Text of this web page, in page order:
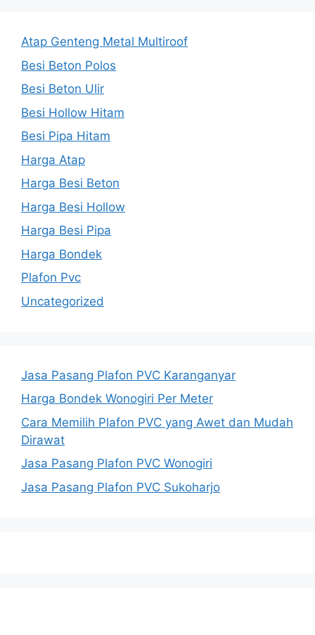
Atap Genteng Metal Multiroof
Besi Beton Polos
Besi Beton Ulir
Besi Hollow Hitam
Besi Pipa Hitam
Harga Atap
Harga Besi Beton
Harga Besi Hollow
Harga Besi Pipa
Harga Bondek
Plafon Pvc
Uncategorized
Jasa Pasang Plafon PVC Karanganyar
Harga Bondek Wonogiri Per Meter
Cara Memilih Plafon PVC yang Awet dan Mudah
Dirawat
Jasa Pasang Plafon PVC Wonogiri
Jasa Pasang Plafon PVC Sukoharjo